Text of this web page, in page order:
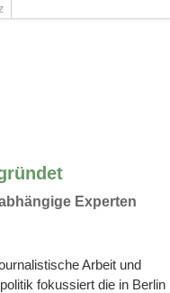
Experten
Arbeit und
fokussiert die in Berlin